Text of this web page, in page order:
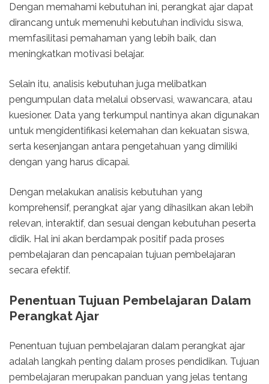
Dengan memahami kebutuhan ini, perangkat ajar dapat
dirancang untuk memenuhi kebutuhan individu siswa,
memfasilitasi pemahaman yang lebih baik, dan
meningkatkan motivasi belajar.
Selain itu, analisis kebutuhan juga melibatkan
pengumpulan data melalui observasi, wawancara, atau
kuesioner. Data yang terkumpul nantinya akan digunakan
untuk mengidentifikasi kelemahan dan kekuatan siswa,
serta kesenjangan antara pengetahuan yang dimiliki
dengan yang harus dicapai.
Dengan melakukan analisis kebutuhan yang
komprehensif, perangkat ajar yang dihasilkan akan lebih
relevan, interaktif, dan sesuai dengan kebutuhan peserta
didik. Hal ini akan berdampak positif pada proses
pembelajaran dan pencapaian tujuan pembelajaran
secara efektif.
Penentuan Tujuan Pembelajaran Dalam
Perangkat Ajar
Penentuan tujuan pembelajaran dalam perangkat ajar
adalah langkah penting dalam proses pendidikan. Tujuan
pembelajaran merupakan panduan yang jelas tentang